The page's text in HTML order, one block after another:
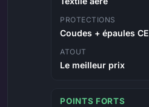
PROTECTIONS
Coudes + épaules CE
ATOUT
Le meilleur prix
POINTS FORTS